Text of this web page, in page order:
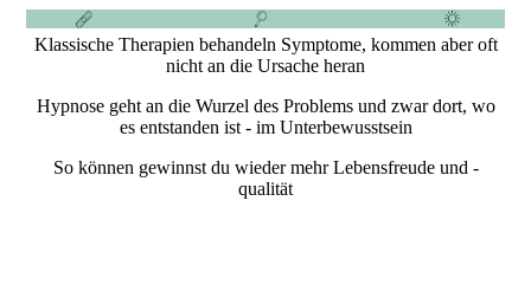
Klassische Therapien behandeln Symptome, kommen aber oft
nicht an die Ursache heran
Hypnose geht an die Wurzel des Problems und zwar dort, wo
es entstanden ist - im Unterbewusstsein
So können gewinnst du wieder mehr Lebensfreude und -
qualität